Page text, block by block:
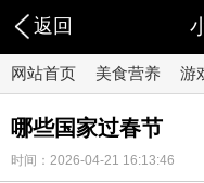
返回
网站首页 美食营养 游
哪些国家过春节
时间：2026-04-21 16:13:46